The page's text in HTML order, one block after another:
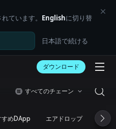
ています。 Englishに切り替
日本語で続ける
ダウンロード
すべてのチェーン
すめDApp エアドロップ DeFi